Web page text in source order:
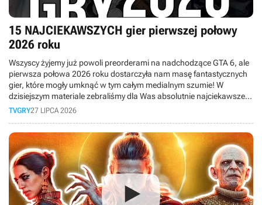
15 NAJCIEKAWSZYCH gier pierwszej połowy
2026 roku
Wszyscy żyjemy już powoli preorderami na nadchodzące GTA 6, ale
pierwsza połowa 2026 roku dostarczyła nam masę fantastycznych
gier, które mogły umknąć w tym całym medialnym szumie! W
dzisiejszym materiale zebraliśmy dla Was absolutnie najciekawsze
premiery minionych miesięcy.
TVGRY27 LIPCA 2026